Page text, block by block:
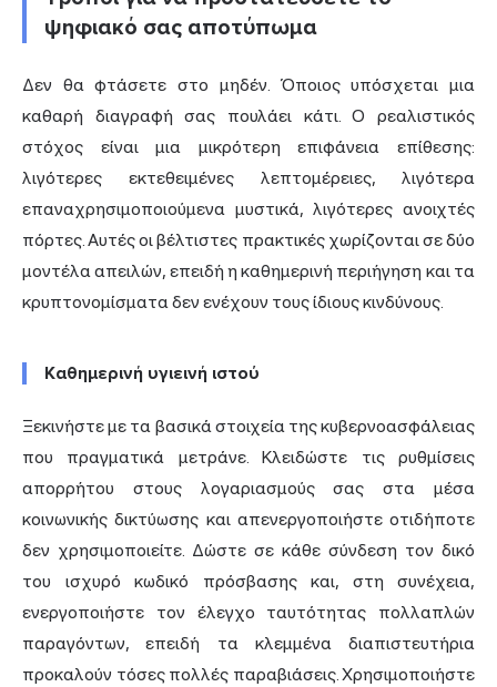
ψηφιακό σας αποτύπωμα
Δεν θα φτάσετε στο μηδέν. Όποιος υπόσχεται μια
καθαρή διαγραφή σας πουλάει κάτι. Ο ρεαλιστικός
στόχος είναι μια μικρότερη επιφάνεια επίθεσης:
λιγότερες εκτεθειμένες λεπτομέρειες, λιγότερα
επαναχρησιμοποιούμενα μυστικά, λιγότερες ανοιχτές
πόρτες. Αυτές οι βέλτιστες πρακτικές χωρίζονται σε δύο
μοντέλα απειλών, επειδή η καθημερινή περιήγηση και τα
κρυπτονομίσματα δεν ενέχουν τους ίδιους κινδύνους.
Καθημερινή υγιεινή ιστού
Ξεκινήστε με τα βασικά στοιχεία της κυβερνοασφάλειας
που πραγματικά μετράνε. Κλειδώστε τις ρυθμίσεις
απορρήτου στους λογαριασμούς σας στα μέσα
κοινωνικής δικτύωσης και απενεργοποιήστε οτιδήποτε
δεν χρησιμοποιείτε. Δώστε σε κάθε σύνδεση τον δικό
του ισχυρό κωδικό πρόσβασης και, στη συνέχεια,
ενεργοποιήστε τον έλεγχο ταυτότητας πολλαπλών
παραγόντων, επειδή τα κλεμμένα διαπιστευτήρια
προκαλούν τόσες πολλές παραβιάσεις. Χρησιμοποιήστε